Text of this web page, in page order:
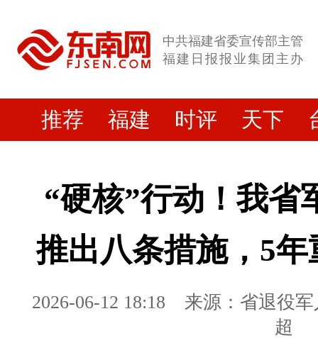
中共福建省委宣传部主管
福建日报报业集团主办
推荐 福建 时评 天下
“硬核”行动！我省
推出八条措施，5
2026-06-12 18:18
来源：省退役
超